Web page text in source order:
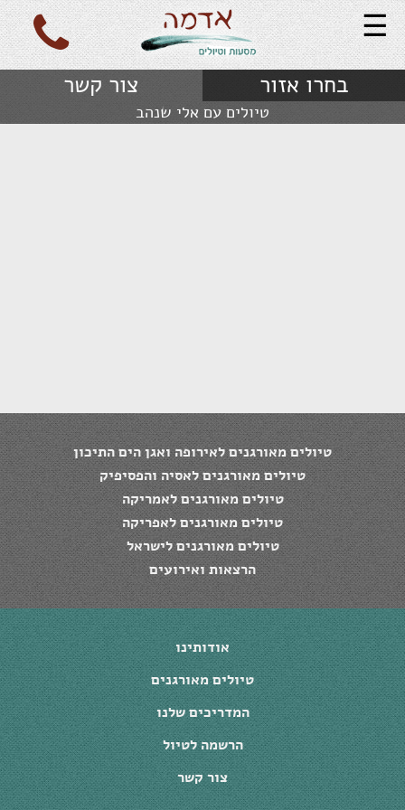
☰
צור קשר בחרו אזור
טיולים עם אלי שנהב
טיולים מאורגנים לאירופה ואגן הים התיכון
טיולים מאורגנים לאסיה והפסיפיק
טיולים מאורגנים לאמריקה
טיולים מאורגנים לאפריקה
טיולים מאורגנים לישראל
הרצאות ואירועים
אודותינו
טיולים מאורגנים
המדריכים שלנו
הרשמה לטיול
צור קשר